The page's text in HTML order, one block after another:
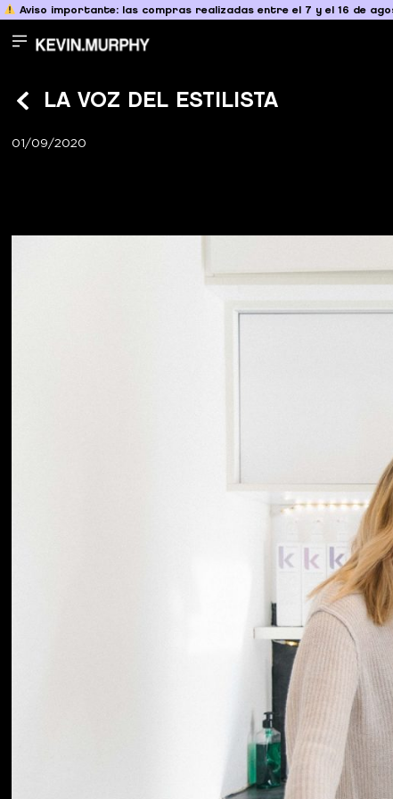
Aviso importante: las compras realizadas entre el 7 y el 16 de
LA VOZ DEL ESTILISTA
01/09/2020